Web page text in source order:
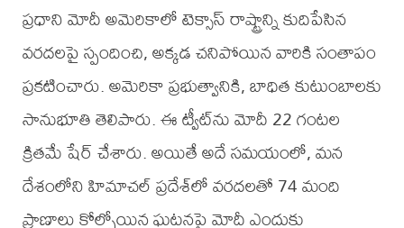
ప్రధాని మోదీ అమెరికాలో టెక్సాస్‌ రాష్ట్రాన్ని కుదిపేసిన
వరదలపై స్పందించి, అక్కడ చనిపోయిన వారికి సంతాపం
ప్రకటించారు. అమెరికా ప్రభుత్వానికి, బాధిత కుటుంబాలకు
సానుభూతి తెలిపారు. ఈ ట్వీట్‌ను మోదీ 22 గంటల
క్రితమే షేర్ చేశారు. అయితే అదే సమయంలో, మన
దేశంలోని హిమాచల్ ప్రదేశ్‌లో వరదలతో 74 మంది
ప్రాణాలు కోల్పోయిన ఘటనపై మోదీ ఎందుకు